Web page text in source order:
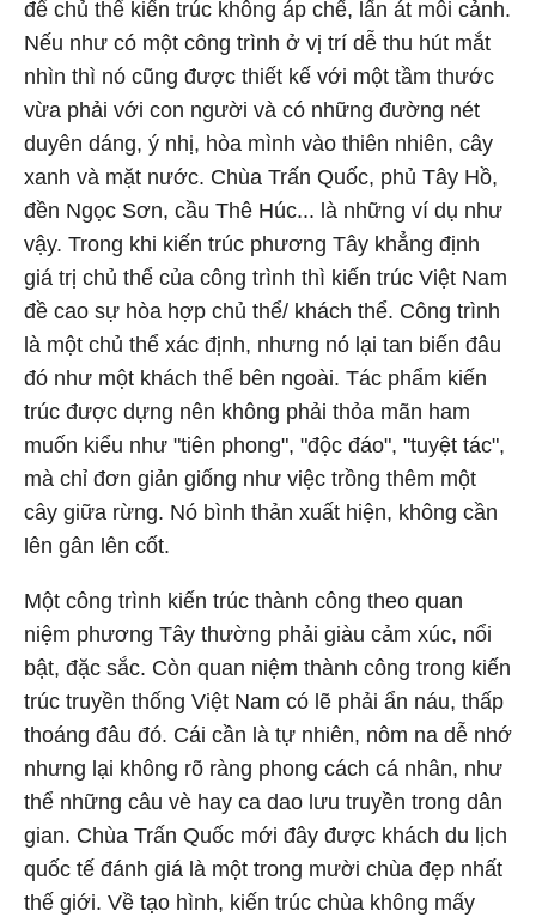
để chủ thể kiến trúc không áp chế, lấn át môi cảnh.
Nếu như có một công trình ở vị trí dễ thu hút mắt
nhìn thì nó cũng được thiết kế với một tầm thước
vừa phải với con người và có những đường nét
duyên dáng, ý nhị, hòa mình vào thiên nhiên, cây
xanh và mặt nước. Chùa Trấn Quốc, phủ Tây Hồ,
đền Ngọc Sơn, cầu Thê Húc... là những ví dụ như
vậy. Trong khi kiến trúc phương Tây khẳng định
giá trị chủ thể của công trình thì kiến trúc Việt Nam
đề cao sự hòa hợp chủ thể/ khách thể. Công trình
là một chủ thể xác định, nhưng nó lại tan biến đâu
đó như một khách thể bên ngoài. Tác phẩm kiến
trúc được dựng nên không phải thỏa mãn ham
muốn kiểu như "tiên phong", "độc đáo", "tuyệt tác",
mà chỉ đơn giản giống như việc trồng thêm một
cây giữa rừng. Nó bình thản xuất hiện, không cần
lên gân lên cốt.
Một công trình kiến trúc thành công theo quan
niệm phương Tây thường phải giàu cảm xúc, nổi
bật, đặc sắc. Còn quan niệm thành công trong kiến
trúc truyền thống Việt Nam có lẽ phải ẩn náu, thấp
thoáng đâu đó. Cái cần là tự nhiên, nôm na dễ nhớ
nhưng lại không rõ ràng phong cách cá nhân, như
thể những câu vè hay ca dao lưu truyền trong dân
gian. Chùa Trấn Quốc mới đây được khách du lịch
quốc tế đánh giá là một trong mười chùa đẹp nhất
thế giới. Về tạo hình, kiến trúc chùa không mấy